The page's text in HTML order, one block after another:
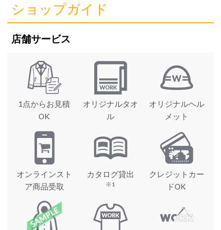
ショップガイド
店舗サービス
1点からお見積
OK
オリジナルタオ
ル
オリジナルヘル
メット
オンラインスト
ア商品受取
カタログ貸出
※1
クレジットカー
ドOK